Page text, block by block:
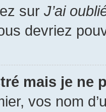
sur J’ai
devriez
mais je ne
vos nom